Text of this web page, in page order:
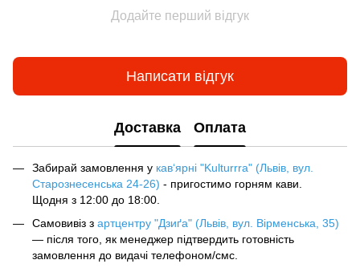
Додайте перший відгук
Написати відгук
Доставка Оплата
Забирай замовлення у кав‘ярні "Kulturrra" (Львів, вул.
Старознесенська 24-26) - пригостимо горням кави.
Щодня з 12:00 до 18:00.
Самовивіз з артцентру "Дзиґа" (Львів, вул. Вірменська, 35)
— після того, як менеджер підтвердить готовність
замовлення до видачі телефоном/смс.